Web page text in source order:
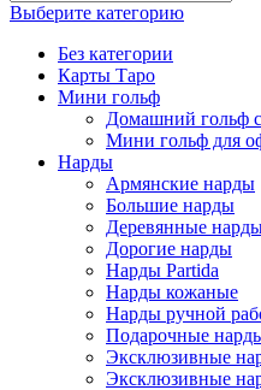
Выберите категорию
Без категории
Карты Таро
Мини гольф
Домашний гольф
Мини гольф для
Нарды
Армянские нарды
Большие нарды
Деревянные
Дорогие нарды
Нарды Partida
Нарды кожаные
Нарды ручной
Подарочные
Эксклюзивные
Эксклюзивные